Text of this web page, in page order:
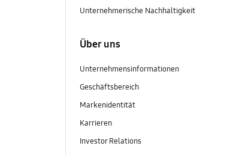
Unternehmerische Nachhaltigkeit
Über uns
Unternehmensinformationen
Geschäftsbereich
Markenidentität
Karrieren
Investor Relations